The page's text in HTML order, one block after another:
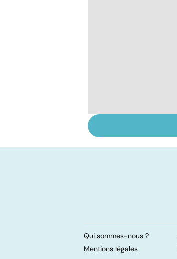
glycémique ?
Qui sommes-nous ?
Mentions légales